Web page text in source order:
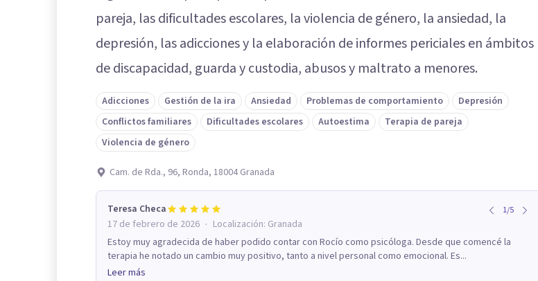
pareja, las dificultades escolares, la violencia de género, la ansiedad, la
depresión, las adicciones y la elaboración de informes periciales en ámbitos
de discapacidad, guarda y custodia, abusos y maltrato a menores.
Adicciones Gestión de la ira Ansiedad Problemas de comportamiento
Depresión
Conflictos familiares
Dificultades escolares Autoestima
Terapia de pareja
Violencia de género
Cam. de Rda., 96, Ronda, 18004 Granada
Teresa Checa 1/5
17 de febrero de 2026 · Localización: Granada
Estoy muy agradecida de haber podido contar con Rocío como psicóloga. Desde que comencé la
terapia he notado un cambio muy positivo, tanto a nivel personal como emocional. Es...
Leer más